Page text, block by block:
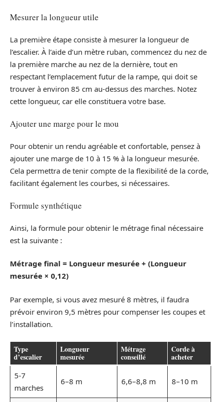
Mesurer la longueur utile
La première étape consiste à mesurer la longueur de
l’escalier. À l’aide d’un mètre ruban, commencez du nez de
la première marche au nez de la dernière, tout en
respectant l’emplacement futur de la rampe, qui doit se
trouver à environ 85 cm au-dessus des marches. Notez
cette longueur, car elle constituera votre base.
Ajouter une marge pour le mou
Pour obtenir un rendu agréable et confortable, pensez à
ajouter une marge de 10 à 15 % à la longueur mesurée.
Cela permettra de tenir compte de la flexibilité de la corde,
facilitant également les courbes, si nécessaires.
Formule synthétique
Ainsi, la formule pour obtenir le métrage final nécessaire
est la suivante :
Métrage final = Longueur mesurée + (Longueur
mesurée × 0,12)
Par exemple, si vous avez mesuré 8 mètres, il faudra
prévoir environ 9,5 mètres pour compenser les coupes et
l’installation.
Type
d’escalier
Longueur
mesurée
Métrage
conseillé
Corde à
acheter
5-7
marches
6–8 m 6,6–8,8 m 8–10 m